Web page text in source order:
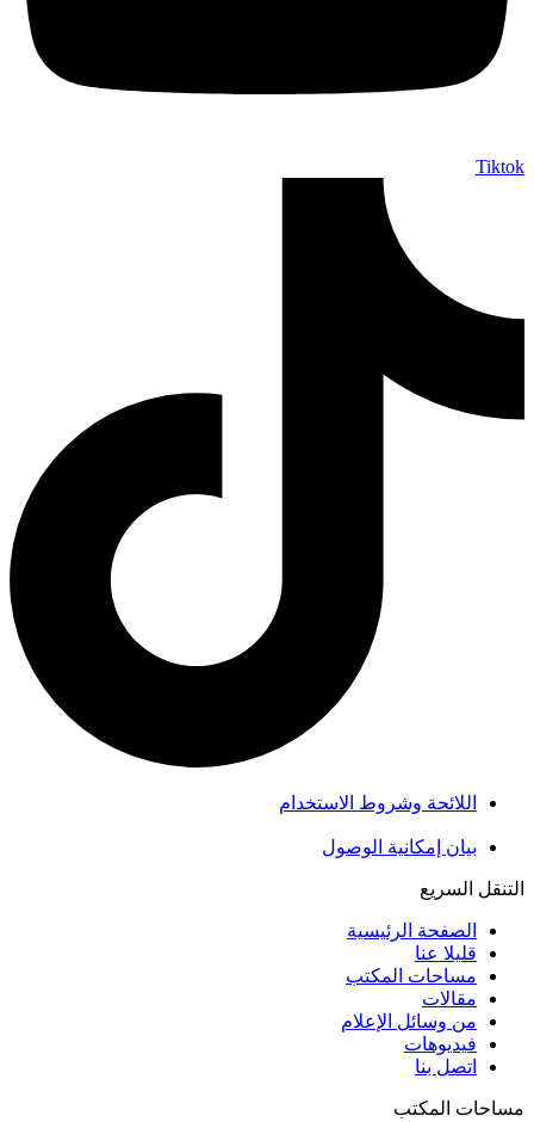
Tiktok
اللائحة وشروط الاستخدام
بيان إمكانية الوصول
التنقل السريع
الصفحة الرئيسية
قليلا عنا
مساحات المكتب
مقالات
من وسائل الإعلام
فيديوهات
اتصل بنا
مساحات المكتب